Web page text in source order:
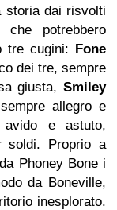
storia dai risvolti
potrebbero
tre cugini: Fone
dei tre, sempre
giusta, Smiley
allegro e
e astuto,
soldi. Proprio a
Phoney Bone i
da Boneville,
inesplorato.